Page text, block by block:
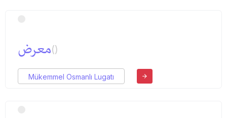
معرض()
Mükemmel Osmanlı Lugatı